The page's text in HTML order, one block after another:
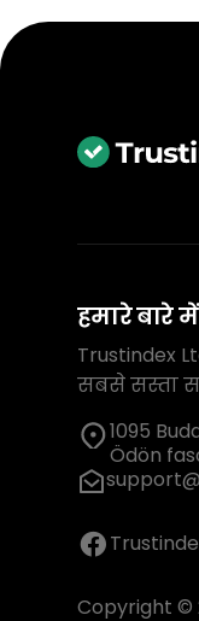
हमारे बारे में
Trustindex
सबसे सस्ता
1095
Ödön
Copyright ©